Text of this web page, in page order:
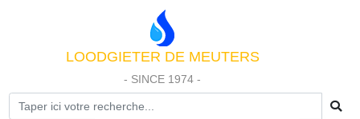
LOODGIETER DE MEUTERS
- SINCE 1974 -